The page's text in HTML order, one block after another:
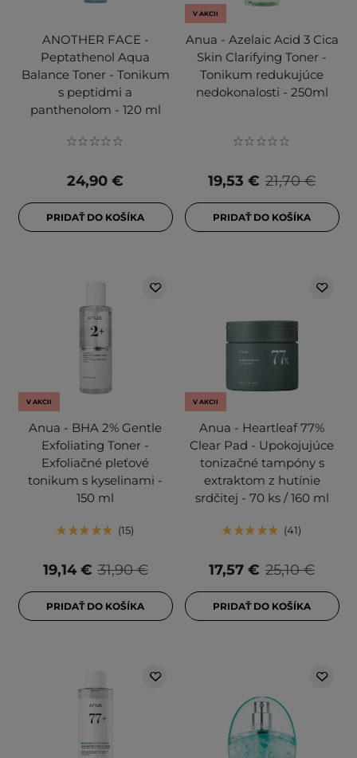
ANOTHER FACE -
Peptathenol Aqua
Balance Toner - Tonikum
s peptidmi a
panthenolom - 120 ml
24,90 €
PRIDAŤ DO KOŠÍKA
V AKCII
Anua - Azelaic Acid 3 Cica
Skin Clarifying Toner -
Tonikum redukujúce
nedokonalosti - 250ml
21,70 €
19,53 €
PRIDAŤ DO KOŠÍKA
V AKCII
Anua - BHA 2% Gentle
Exfoliating Toner -
Exfoliačné pleťové
tonikum s kyselinami -
150 ml
15
31,90 €
19,14 €
PRIDAŤ DO KOŠÍKA
V AKCII
Anua - Heartleaf 77%
Clear Pad - Upokojujúce
tonizačné tampóny s
extraktom z hutínie
srdčitej - 70 ks / 160 ml
41
25,10 €
17,57 €
PRIDAŤ DO KOŠÍKA